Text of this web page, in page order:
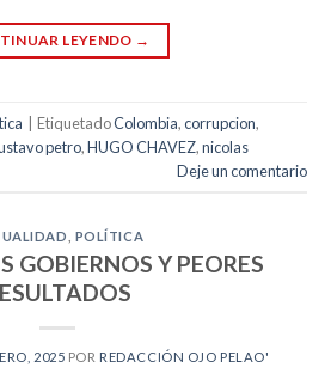
LEYENDO →
| EtiquetadoColombia,corrupcion,
petro,HUGO CHAVEZ,nicolas
Deje un comentario
POLÍTICA
GOBIERNOS Y PEORES
2025 POR REDACCIÓN OJO PELAO'